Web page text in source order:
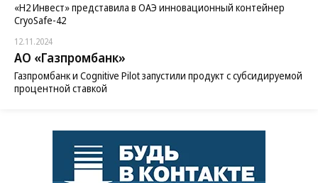
«H2 Инвест» представила в ОАЭ инновационный контейнер
CryoSafe-42
12.11.2024
АО «Газпромбанк»
Газпромбанк и Cognitive Pilot запустили продукт с субсидируемой
процентной ставкой